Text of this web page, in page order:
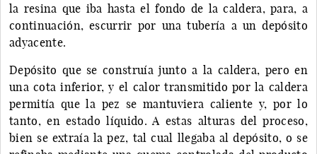
la resina que iba hasta el fondo de la caldera, para, a
continuación, escurrir por una tubería a un depósito
adyacente.
Depósito que se construía junto a la caldera, pero en
una cota inferior, y el calor transmitido por la caldera
permitía que la pez se mantuviera caliente y, por lo
tanto, en estado líquido. A estas alturas del proceso,
bien se extraía la pez, tal cual llegaba al depósito, o se